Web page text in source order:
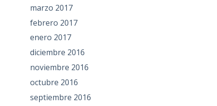
marzo 2017
febrero 2017
enero 2017
diciembre 2016
noviembre 2016
octubre 2016
septiembre 2016